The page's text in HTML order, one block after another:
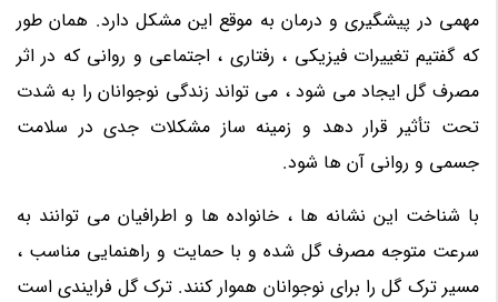
مهمی در پیشگیری و درمان به موقع این مشکل دارد. همان طور
که گفتیم تغییرات فیزیکی ، رفتاری ، اجتماعی و روانی که در اثر
مصرف گل ایجاد می شود ، می تواند زندگی نوجوانان را به شدت
تحت تأثیر قرار دهد و زمینه ساز مشکلات جدی در سلامت
جسمی و روانی آن ها شود.
با شناخت این نشانه ها ، خانواده ها و اطرافیان می توانند به
سرعت متوجه مصرف گل شده و با حمایت و راهنمایی مناسب ،
مسیر ترک گل را برای نوجوانان هموار کنند. ترک گل فرایندی است